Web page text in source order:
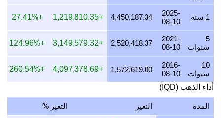
23 يوليو 2026 5,304,393.05
21 يوليو 2026 5,325,418.54
171,212.21
156,830.38
19 يوليو 2026
18 يوليو 2026 5,254,711.92
168,938.99
154,748.11
17 يوليو 2026 5,259,573.24
169,095.28
154,891.28
1 سنة
2025-
08-10
4,450,187.34
+1,219,810.35
+27.41%
5
سنوات
2021-
08-10
2,520,418.37
+3,149,579.32
+124.96%
10
سنوات
2016-
08-10
1,572,619.00
+4,097,378.69
+260.54%
أداء الذهب (IQD)
المدة التغير التغير %